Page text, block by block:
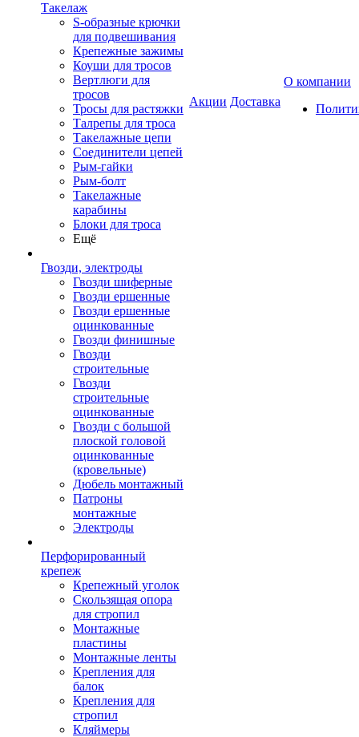
Такелаж
S-образные крючки
для подвешивания
Крепежные зажимы
Коуши для тросов
Вертлюги для
тросов
Тросы для растяжки
Талрепы для троса
Такелажные цепи
Соединители цепей
Рым-гайки
Рым-болт
Такелажные
карабины
Блоки для троса
Ещё
Гвозди, электроды
Гвозди шиферные
Гвозди ершенные
Гвозди ершенные
оцинкованные
Гвозди финишные
Гвозди
строительные
Гвозди
строительные
оцинкованные
Гвозди с большой
плоской головой
оцинкованные
(кровельные)
Дюбель монтажный
Патроны
монтажные
Электроды
Перфорированный
крепеж
Крепежный уголок
Скользящая опора
для стропил
Монтажные
пластины
Монтажные ленты
Крепления для
балок
Крепления для
стропил
Кляймеры
Акции Доставка
О компании